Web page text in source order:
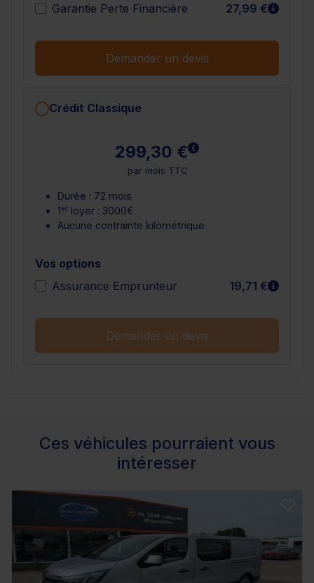
Garantie Perte Financière
27,99 € En
Demander un devis
Crédit Classique
299,30 € En savoir plus
par mois TTC
Durée : 72 mois
1er loyer : 3000€
Aucune contrainte kilométrique
Vos options
Assurance Emprunteur
19,71 € En
Demander un devis
Ces véhicules pourraient vous
intéresser